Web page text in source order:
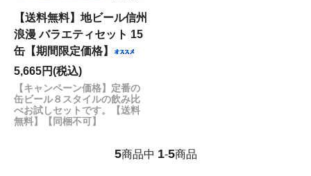
【送料無料】地ビール信州
浪漫 バラエティセット 15
缶【期間限定価格】
5,665円(税込)
【キャンペーン価格】定番の
缶ビール８スタイルの飲み比
べお試しセットです。【送料
無料】【同梱不可】
5商品中 1-5商品